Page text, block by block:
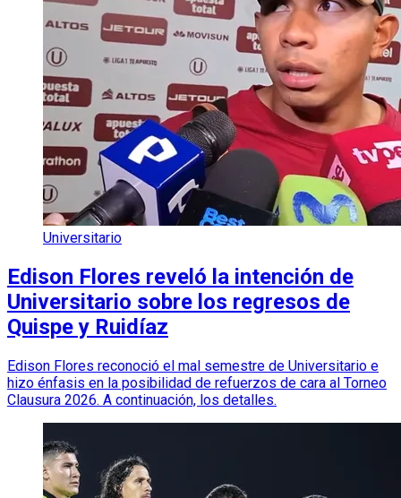
Universitario
Edison Flores reveló la intención de
Universitario sobre los regresos de
Quispe y Ruidíaz
Edison Flores reconoció el mal semestre de Universitario e
hizo énfasis en la posibilidad de refuerzos de cara al Torneo
Clausura 2026. A continuación, los detalles.